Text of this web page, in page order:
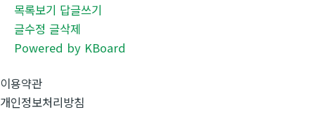
목록보기 답글쓰기
글수정 글삭제
Powered by KBoard
이용약관
개인정보처리방침